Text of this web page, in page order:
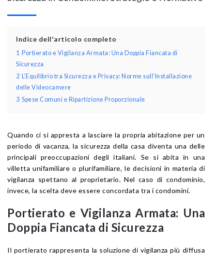
Indice dell'articolo completo
1 Portierato e Vigilanza Armata: Una Doppia Fiancata di
Sicurezza
2 L’Equilibrio tra Sicurezza e Privacy: Norme sull’Installazione
delle Videocamere
3 Spese Comuni e Ripartizione Proporzionale
Quando ci si appresta a lasciare la propria abitazione per un
periodo di vacanza, la sicurezza della casa diventa una delle
principali preoccupazioni degli italiani. Se si abita in una
villetta unifamiliare o plurifamiliare, le decisioni in materia di
vigilanza spettano al proprietario. Nel caso di condominio,
invece, la scelta deve essere concordata tra i condomini.
Portierato e Vigilanza Armata: Una
Doppia Fiancata di Sicurezza
Il portierato rappresenta la soluzione di vigilanza più diffusa